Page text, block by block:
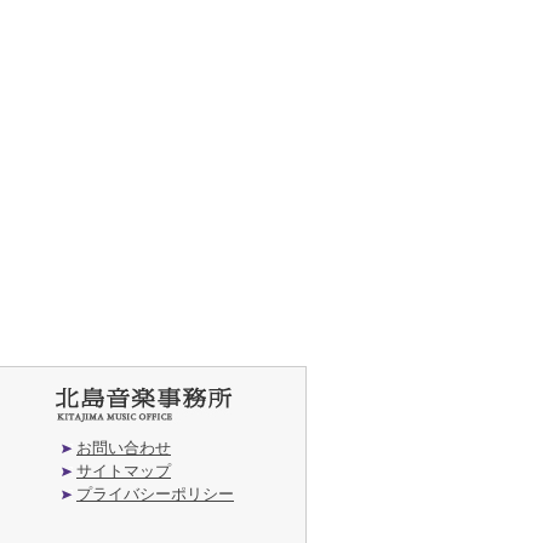
お問い合わせ
サイトマップ
プライバシーポリシー